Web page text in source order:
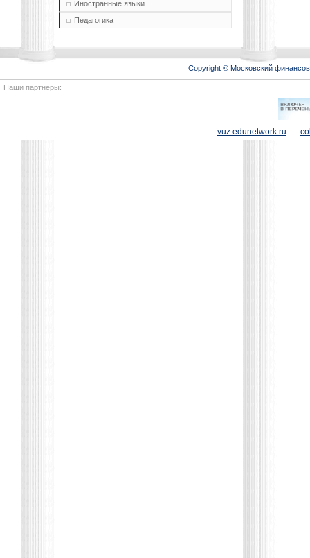
Иностранные языки
Педагогика
Copyright © Московский
Наши партнеры:
vuz.edunetwork.ru